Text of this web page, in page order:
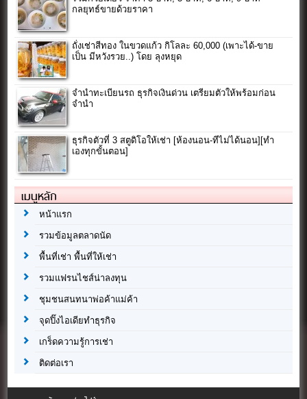
กลยุทธ์ขายด้วยราคา
ถั่งเช่าสีทอง ในขวดแก้ว กิโลละ 60,000 (เพาะได้-ขาย
เป็น มีหวังรวย..) โดย ลุงหยุด
จํานําทะเบียนรถ ธุรกิจเงินด่วน เตรียมตัวให้พร้อมก่อน
จำนำ
ธุรกิจตัวที่ 3 สตูดิโอให้เช่า [ห้องนอน-ทีไม่ได้นอน][ทำ
เองทุกขั้นตอน]
เมนูหลัก
หน้าแรก
รวมข้อมูลตลาดนัด
พื้นที่เช่า พื้นที่ให้เช่า
รวมแฟรนไชส์น่าลงทุน
ชุมชนสนทนาพ่อค้าแม่ค้า
จุดปิ๊งไอเดียทำธุรกิจ
เกร็ดความรู้การเช่า
ติดต่อเรา